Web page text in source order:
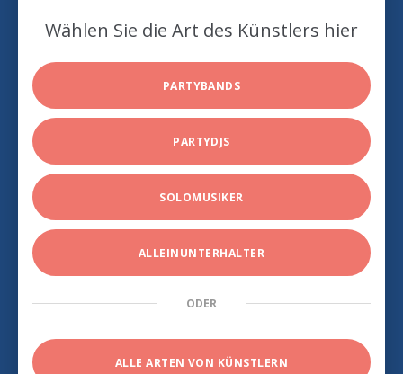
Wählen Sie die Art des Künstlers hier
PARTYBANDS
PARTYDJS
SOLOMUSIKER
ALLEINUNTERHALTER
ODER
ALLE ARTEN VON KÜNSTLERN